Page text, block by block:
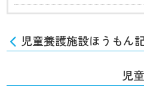
児童養護施設ほうもん
児